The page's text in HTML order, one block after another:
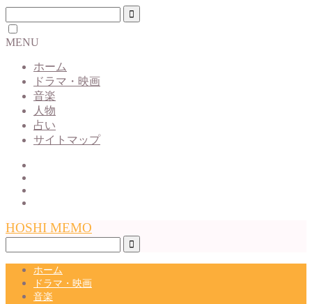
MENU
ホーム
ドラマ・映画
音楽
人物
占い
サイトマップ
HOSHI MEMO
ホーム
ドラマ・映画
音楽